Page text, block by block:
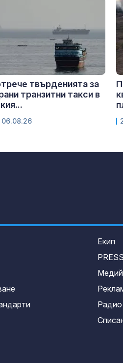
твърденията за
транзитни такси в
06.08.26
Екип
PRESS
Радио